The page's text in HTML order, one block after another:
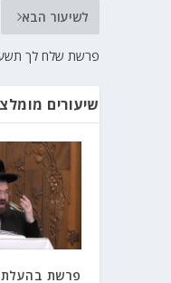
לשיעור הבא
פרשת שלח לך
שיעורים
פרשת